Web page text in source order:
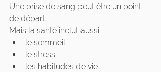
Une prise de sang peut être un point
de départ.
Mais la santé inclut aussi :
le sommeil
le stress
les habitudes de vie